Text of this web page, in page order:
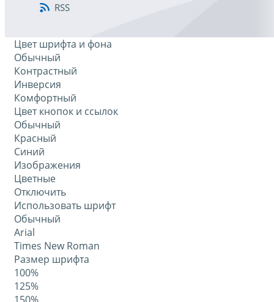
RSS
Цвет шрифта и фона
Обычный
Контрастный
Инверсия
Комфортный
Цвет кнопок и ссылок
Обычный
Красный
Синий
Изображения
Цветные
Отключить
Использовать шрифт
Обычный
Arial
Times New Roman
Размер шрифта
100%
125%